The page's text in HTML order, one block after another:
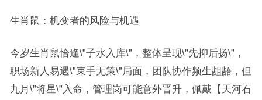
生肖鼠：机变者的风险与机遇
今岁生肖鼠恰逢\”子水入库\”，整体呈现\”先抑后扬\”，
职场新人易遇\”束手无策\”局面，团队协作频生龃龉，但
九月\”将星\”入命，管理岗可能意外晋升，佩戴【天河石